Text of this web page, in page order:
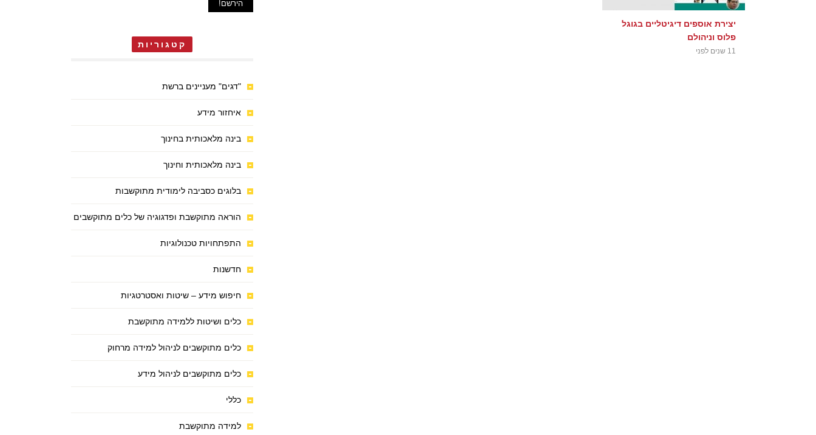
יצירת אוספים דיגיטליים בגוגל
פלוס וניהולם
11 שנים לפני
קטגוריות
"דגים" מעניינים ברשת
איחזור מידע
בינה מלאכותית בחינוך
בינה מלאכותית וחינוך
בלוגים כסביבה לימודית מתוקשבות
הוראה מתוקשבת ופדגוגיה של כלים מתוקשבים
התפתחויות טכנולוגיות
חדשנות
חיפוש מידע – שיטות ואסטרטגיות
כלים ושיטות ללמידה מתוקשבת
כלים מתוקשבים לניהול למידה מרחוק
כלים מתוקשבים לניהול מידע
כללי
למידה מתוקשבת